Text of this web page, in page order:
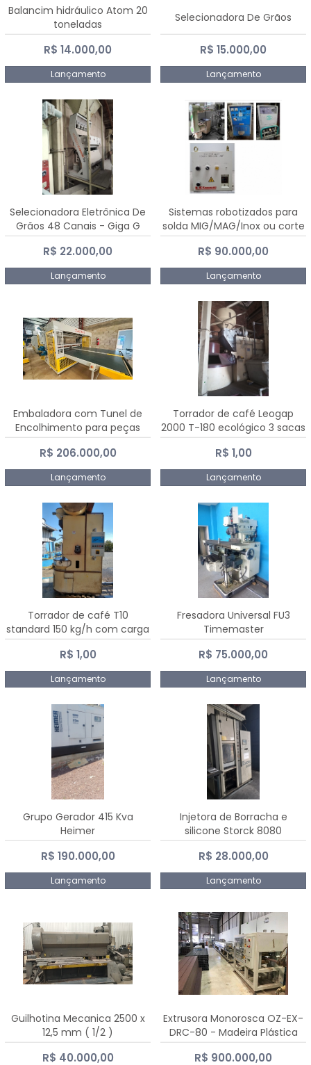
Balancim hidráulico Atom 20
toneladas
R$ 14.000,00
Lançamento
Selecionadora De Grãos
R$ 15.000,00
Lançamento
Selecionadora Eletrônica De
Grãos 48 Canais - Giga G
10000
R$ 22.000,00
Lançamento
Sistemas robotizados para
solda MIG/MAG/Inox ou corte
plasma
R$ 90.000,00
Lançamento
Embaladora com Tunel de
Encolhimento para peças
grandes portas janelas -
Dalmak
R$ 206.000,00
Lançamento
Torrador de café Leogap
2000 T-180 ecológico 3 sacas
de carga 540 kg/h
R$ 1,00
Lançamento
Torrador de café T10
standard 150 kg/h com carga
de 10 kg
R$ 1,00
Lançamento
Fresadora Universal FU3
Timemaster
R$ 75.000,00
Lançamento
Grupo Gerador 415 Kva
Heimer
R$ 190.000,00
Lançamento
Injetora de Borracha e
silicone Storck 8080
R$ 28.000,00
Lançamento
Guilhotina Mecanica 2500 x
12,5 mm ( 1/2 )
R$ 40.000,00
Extrusora Monorosca OZ-EX-
DRC-80 - Madeira Plástica
R$ 900.000,00